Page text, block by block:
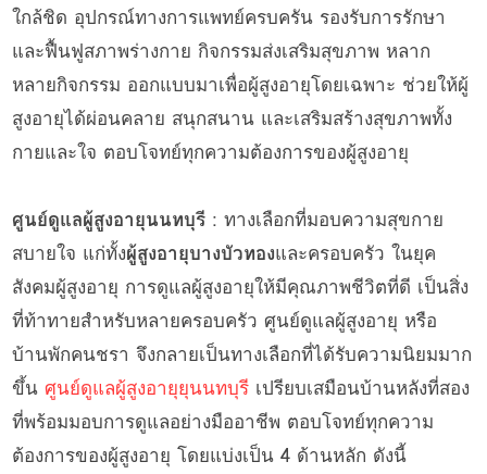
ใกล้ชิด อุปกรณ์ทางการแพทย์ครบครัน รองรับการรักษา
และฟื้นฟูสภาพร่างกาย กิจกรรมส่งเสริมสุขภาพ หลาก
หลายกิจกรรม ออกแบบมาเพื่อผู้สูงอายุโดยเฉพาะ ช่วยให้ผู้
สูงอายุได้ผ่อนคลาย สนุกสนาน และเสริมสร้างสุขภาพทั้ง
กายและใจ ตอบโจทย์ทุกความต้องการของผู้สูงอายุ
ศูนย์ดูแลผู้สูงอายุนนทบุรี : ทางเลือกที่มอบความสุขกาย
สบายใจ แก่ทั้งผู้สูงอายุบางบัวทองและครอบครัว ในยุค
สังคมผู้สูงอายุ การดูแลผู้สูงอายุให้มีคุณภาพชีวิตที่ดี เป็นสิ่ง
ที่ท้าทายสำหรับหลายครอบครัว ศูนย์ดูแลผู้สูงอายุ หรือ
บ้านพักคนชรา จึงกลายเป็นทางเลือกที่ได้รับความนิยมมาก
ขึ้นศูนย์ดูแลผู้สูงอายุยุนนทบุรี เปรียบเสมือนบ้านหลังที่สอง
ที่พร้อมมอบการดูแลอย่างมืออาชีพ ตอบโจทย์ทุกความ
ต้องการของผู้สูงอายุ โดยแบ่งเป็น 4 ด้านหลัก ดังนี้